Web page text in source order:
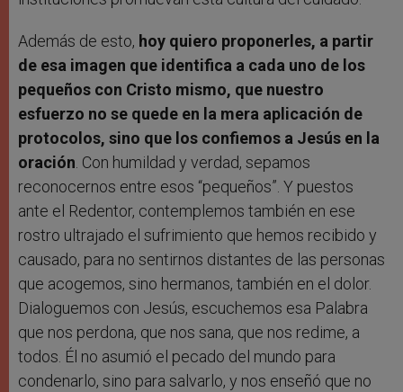
Además de esto, hoy quiero proponerles, a partir
de esa imagen que identifica a cada uno de los
pequeños con Cristo mismo, que nuestro
esfuerzo no se quede en la mera aplicación de
protocolos, sino que los confiemos a Jesús en la
oración . Con humildad y verdad, sepamos
reconocernos entre esos “pequeños”. Y puestos
ante el Redentor, contemplemos también en ese
rostro ultrajado el sufrimiento que hemos recibido y
causado, para no sentirnos distantes de las personas
que acogemos, sino hermanos, también en el dolor.
Dialoguemos con Jesús, escuchemos esa Palabra
que nos perdona, que nos sana, que nos redime, a
todos. Él no asumió el pecado del mundo para
condenarlo, sino para salvarlo, y nos enseñó que no